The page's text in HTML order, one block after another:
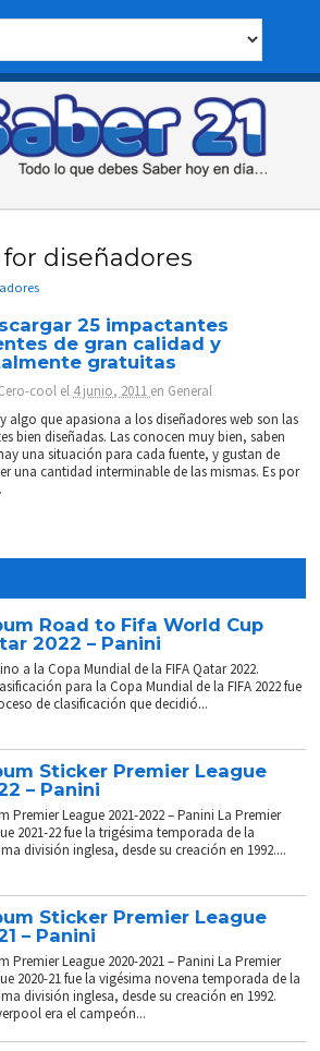
diseñadores
25 impactantes
de gran calidad y
gratuitas
cool el 4 junio, 2011 en General
algo que apasiona a los diseñadores web son las
bien diseñadas. Las conocen muy bien, saben
una situación para cada fuente, y gustan de
una cantidad interminable de las mismas. Es por
Road to Fifa World Cup
2022 – Panini
a la Copa Mundial de la FIFA Qatar 2022.
para la Copa Mundial de la FIFA 2022 fue
de clasificación que decidió...
Sticker Premier League
– Panini
Premier League 2021-2022 – Panini La Premier
2021-22 fue la trigésima temporada de la
división inglesa, desde su creación en 1992....
Sticker Premier League
– Panini
Premier League 2020-2021 – Panini La Premier
2020-21 fue la vigésima novena temporada de la
división inglesa, desde su creación en 1992.
era el campeón...